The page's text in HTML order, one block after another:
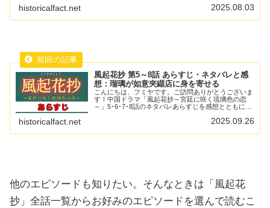
れるというアクシデントはありましたが、そ...
historicalfact.net 2025.08.03
風起花抄 第5～8話 あらすじ・ネタバレと感
想：瑠璃が如意夾纈店に身を寄せる
こんにちは、フミヤです。ご訪問ありがとうございま
す！中国ドラマ「風起花抄～宮廷に咲く琉璃色の恋
～」5･6･7･8話のネタバレあらすじを感想とともに紹
ていくというハードな展開。卓錦娘の卑劣さが際...
historicalfact.net 2025.09.26
他のエピソードも知りたい。そんなときは「風起花
抄」全話一覧からお好みのエピソードを選んで読むこ